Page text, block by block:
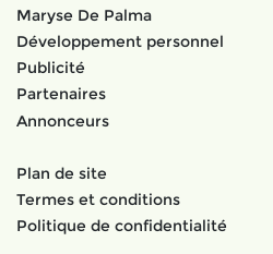
Maryse De Palma
Développement personnel
Publicité
Partenaires
Annonceurs
Plan de site
Termes et conditions
Politique de confidentialité